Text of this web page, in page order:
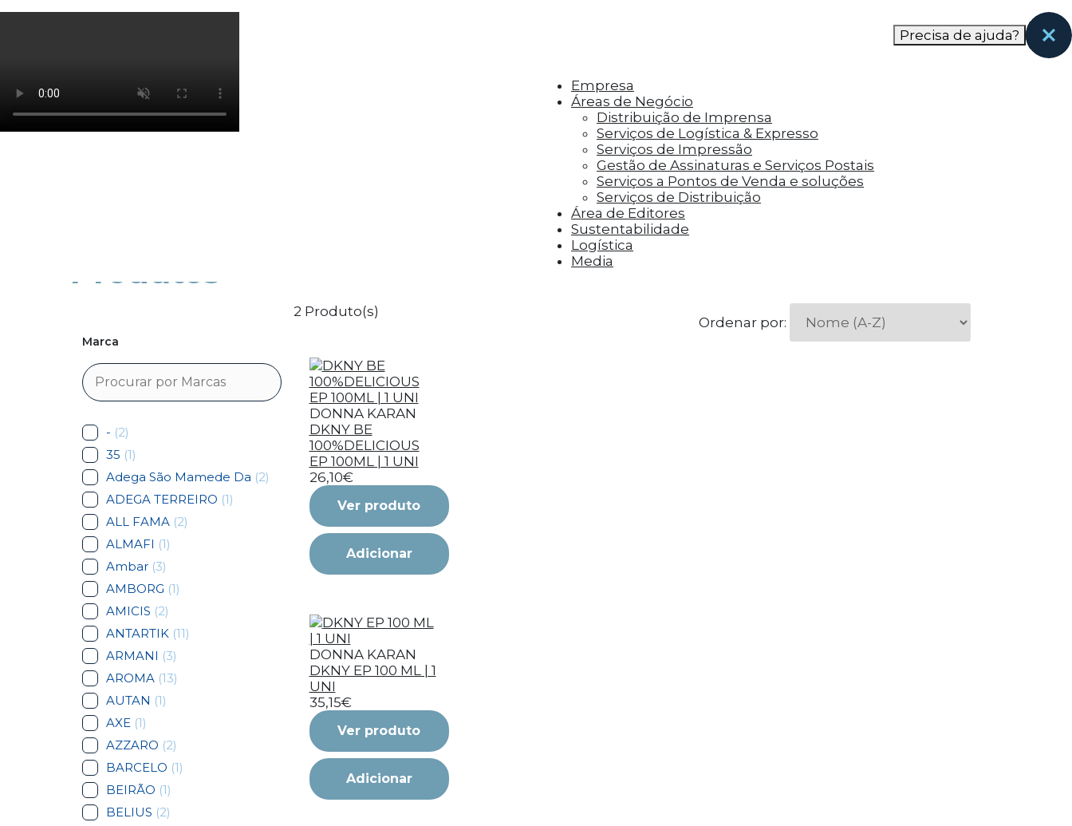
Os cookies de marketing são usados para entregar aos visitantes anúncios personalizados com base nas páginas que eles visitaram antes e analisar a
Precisa de ajuda?
Empresa
Áreas de Negócio
Distribuição de Imprensa
Serviços de Logística & Expresso
Serviços de Impressão
Gestão de Assinaturas e Serviços Postais
Serviços a Pontos de Venda e soluções
Serviços de Distribuição
Área de Editores
Sustentabilidade
Logística
Media
Produtos
Marca
- (2)
35 (1)
Adega São Mamede Da (2)
ADEGA TERREIRO (1)
ALL FAMA (2)
ALMAFI (1)
Ambar (3)
AMBORG (1)
AMICIS (2)
ANTARTIK (11)
ARMANI (3)
AROMA (13)
AUTAN (1)
AXE (1)
AZZARO (2)
BARCELO (1)
BEIRÃO (1)
BELIUS (2)
2 Produto(s)
Ordenar por:
DONNA KARAN
DKNY BE
100%DELICIOUS
EP 100ML | 1 UNI
26,10€
Ver produto
Adicionar
DONNA KARAN
DKNY EP 100 ML | 1
UNI
35,15€
Ver produto
Adicionar